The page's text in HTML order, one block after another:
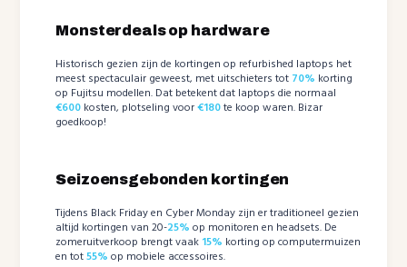
Monsterdeals op hardware
Historisch gezien zijn de kortingen op refurbished laptops het
meest spectaculair geweest, met uitschieters tot 70% korting
op Fujitsu modellen. Dat betekent dat laptops die normaal
€600 kosten, plotseling voor€180te koop waren. Bizar
goedkoop!
Seizoensgebonden kortingen
Tijdens Black Friday en Cyber Monday zijn er traditioneel gezien
altijd kortingen van 20-25% op monitoren en headsets. De
zomeruitverkoop brengt vaak 15% korting op computermuizen
en tot55% op mobiele accessoires.